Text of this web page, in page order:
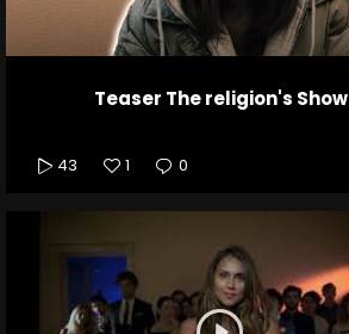
Teaser The religion's Show
43 1 0